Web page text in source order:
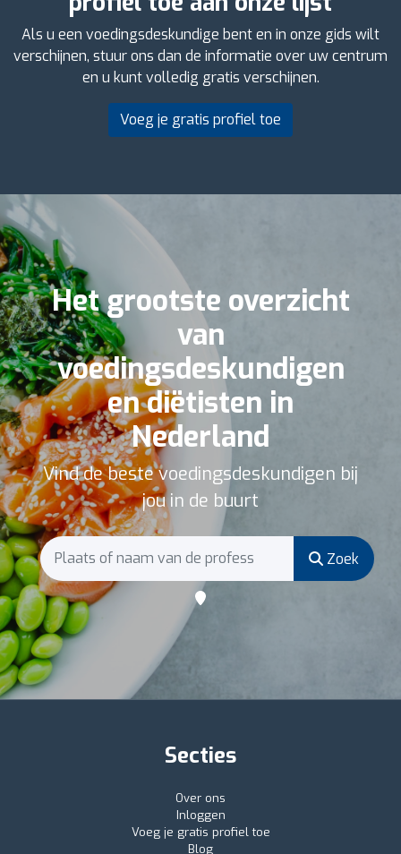
Als u een voedingsdeskundige bent en in onze gids wilt
verschijnen, stuur ons dan de informatie over uw centrum
en u kunt volledig gratis verschijnen.
Voeg je gratis profiel toe
Het grootste overzicht
van
voedingsdeskundigen
en diëtisten in
Nederland
Vind de beste voedingsdeskundigen bij
jou in de buurt
Zoek
Secties
Over ons
Inloggen
Voeg je gratis profiel toe
Blog